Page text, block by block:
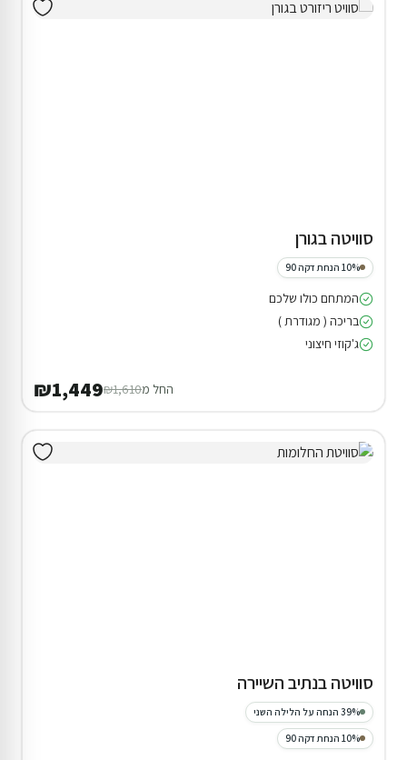
סוויטה בגורן
10% הנחת דקה 90
המתחם כולו שלכם
בריכה ( מגודרת )
ג'קוזי חיצוני
החל מ₪1,610
₪1,449
סוויטה בנתיב השיירה
39% הנחה על הלילה השני
10% הנחת דקה 90